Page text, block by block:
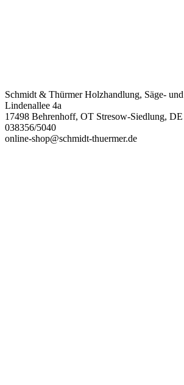
Schmidt & Thürmer Holzhandlung, Säge-
Lindenallee 4a
17498 Behrenhoff, OT Stresow-Siedlung, DE
038356/5040
online-shop@schmidt-thuermer.de